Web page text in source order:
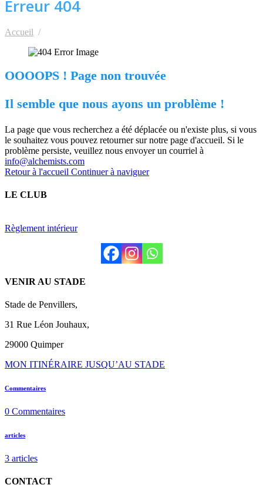
Erreur 404
Accueil
OOOOPS ! Page non trouvée
Il semble que nous ayons un problème !
La page que vous recherchez a été déplacée ou n'existe plus, si vous
le souhaitez vous pouvez retourner sur notre page d'accueil. Si le
problème persiste, veuillez nous envoyer un courriel à
info@alchemists.com
Retour à l'accueil Continuer à naviguer
LE CLUB
Règlement intérieur
VENIR AU STADE
Stade de Penvillers,
31 Rue Léon Jouhaux,
29000 Quimper
MON ITINÉRAIRE JUSQU’AU STADE
Commentaires
0 Commentaires
articles
3 articles
CONTACT